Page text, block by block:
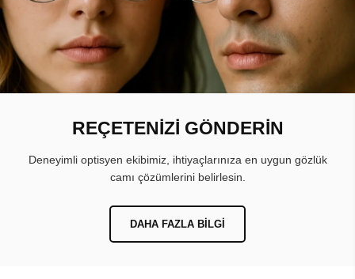
REÇETENİZİ GÖNDERİN
Deneyimli optisyen ekibimiz, ihtiyaçlarınıza en uygun gözlük
camı çözümlerini belirlesin.
DAHA FAZLA BILGI